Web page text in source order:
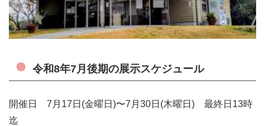
令和8年7月後期の展示スケジュール
開催日 7 月17日 (金曜日)〜7 月30日 (木曜日) 最終日13時
迄